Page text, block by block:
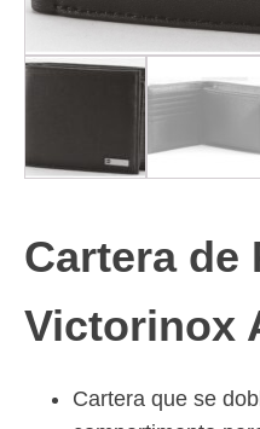
Cartera de
Victorinox
Cartera que se